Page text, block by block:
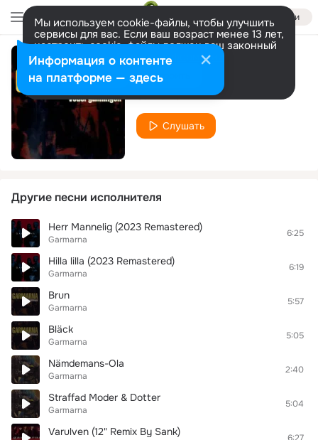
Войти
Мы используем cookie-файлы, чтобы улучшить
сервисы для вас. Если ваш возраст менее 13 лет,
настроить cookie-файлы должен ваш законный
представитель. Больше информации
Разрешить все Настроить
Bläck
Garmarna
Слушать
Другие песни исполнителя
Herr Mannelig (2023 Remastered)
Garmarna
6:25
Hilla lilla (2023 Remastered)
Garmarna
6:19
Brun
Garmarna
5:57
Bläck
Garmarna
5:05
Nämdemans-Ola
Garmarna
2:40
Straffad Moder & Dotter
Garmarna
5:04
Varulven (12" Remix By Sank)
Информация о контенте
на платформе — здесь